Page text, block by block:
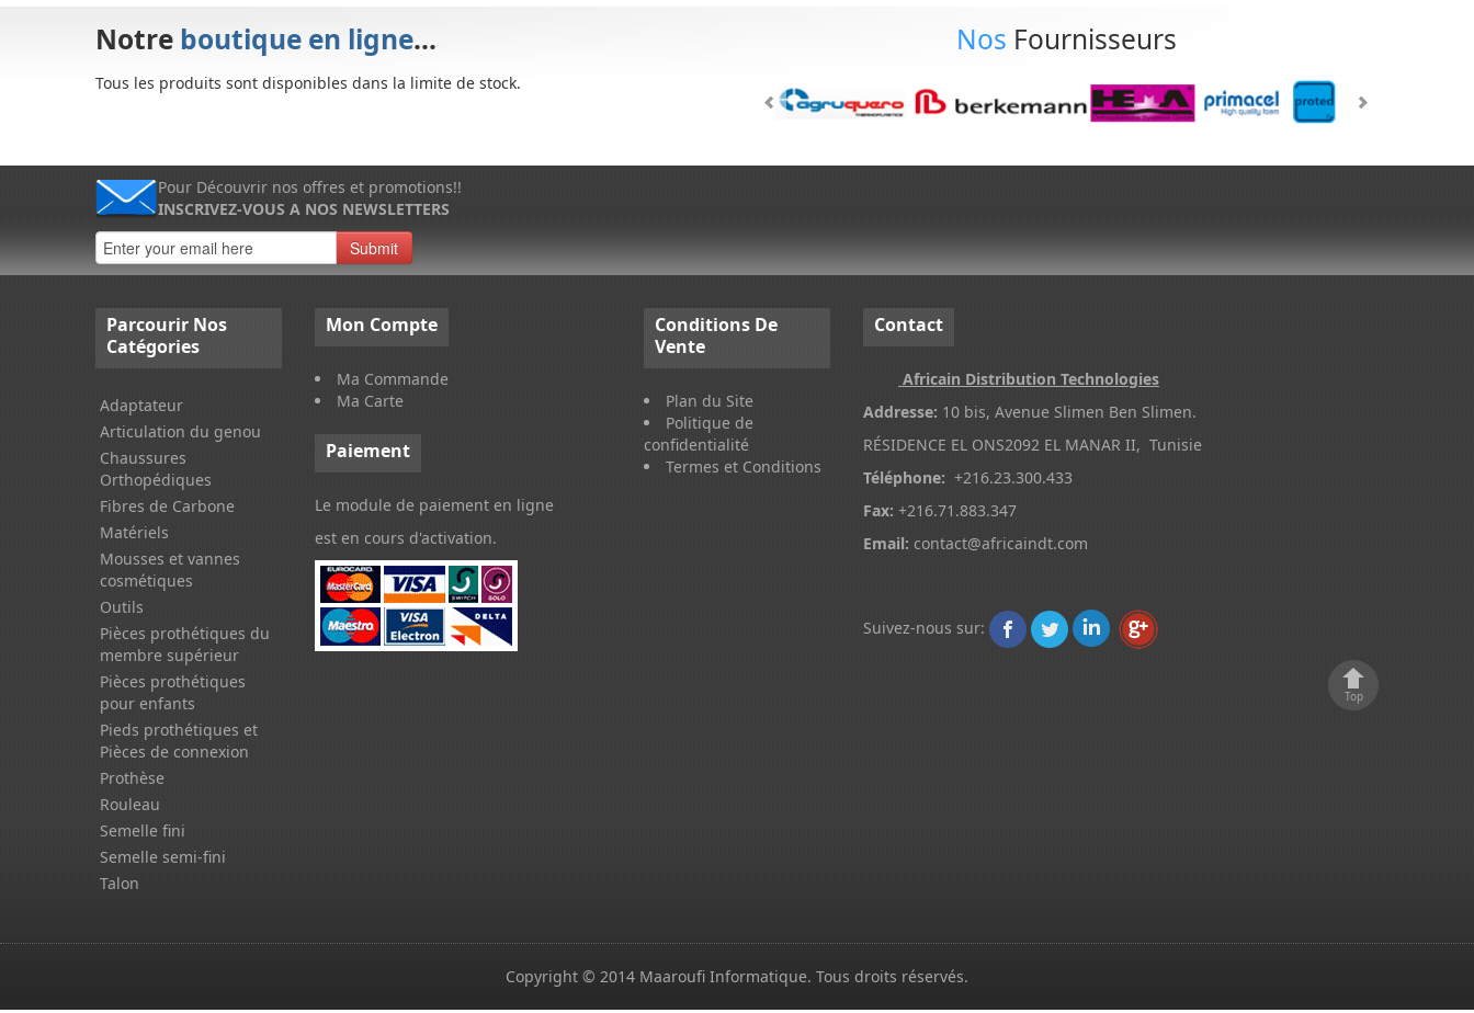
Notre boutique en ligne...
Tous les produits sont disponibles dans la limite de stock.
Nos Fournisseurs
Pour Découvrir nos offres et promotions!!
INSCRIVEZ-VOUS A NOS NEWSLETTERS
Submit
Parcourir Nos
Catégories
Adaptateur
Articulation du genou
Chaussures
Orthopédiques
Fibres de Carbone
Matériels
Mousses et vannes
cosmétiques
Outils
Pièces prothétiques du
membre supérieur
Pièces prothétiques
pour enfants
Pieds prothétiques et
Pièces de connexion
Prothèse
Rouleau
Semelle fini
Semelle semi-fini
Talon
Mon Compte
Ma Commande
Ma Carte
Paiement
Le module de paiement en ligne
est en cours d'activation.
Conditions De
Vente
Plan du Site
Politique de
confidentialité
Termes et Conditions
Contact
Africain Distribution Technologies
Addresse: 10 bis, Avenue Slimen Ben Slimen.
RÉSIDENCE EL ONS2092 EL MANAR II, Tunisie
Téléphone: +216.23.300.433
Fax: +216.71.883.347
Email: contact@africaindt.com
Suivez-nous sur:
Top
Copyright © 2014 Maaroufi Informatique. Tous droits réservés.